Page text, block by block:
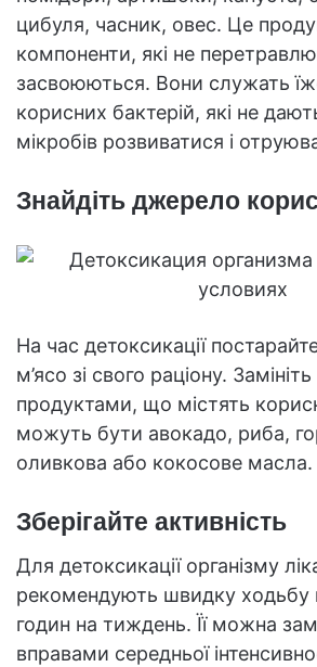
цибуля, часник, овес. Це
компоненти, які не
засвоюються. Вони служать
корисних бактерій, які не
мікробів розвиватися і
Знайдіть джерело
На час детоксикації
м’ясо зі свого раціону.
продуктами, що містять
можуть бути авокадо, риба,
оливкова або кокосове масла.
Зберігайте активність
Для детоксикації організму
рекомендують швидку ходьбу
годин на тиждень. Її можна
вправами середньої